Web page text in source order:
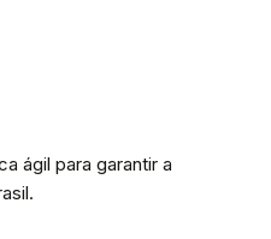
ágil para garantir a